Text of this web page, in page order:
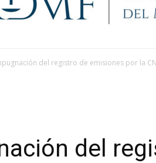
del registro de emisiones por la
del